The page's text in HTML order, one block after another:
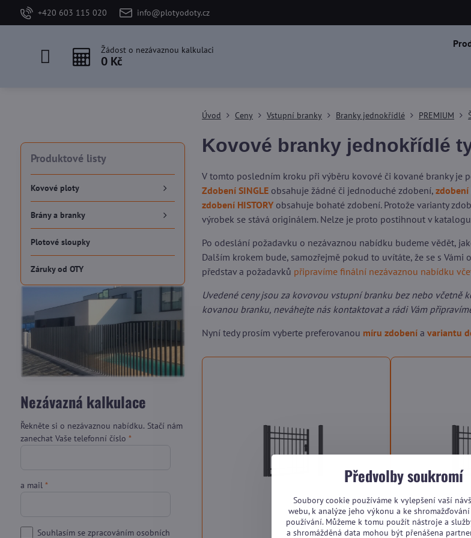
+420 603 115 020 info@plotyodoty.cz
Žádost o nezávaznou kalkulaci
0 Kč
Úvod Ceny Vstupní branky Branky jednokřídlé PREMIUM
Kovové branky jednokřídlé
V tomto posledním kroku při výběru kovové či kované branky je
Zdobení SINGLE obsahuje žádné či jednoduché zdobení,zdobení
zdobení HISTORYobsahuje bohaté zdobení. Protože varianty
výrobek se stává originálem. Nelze je proto postihnout v
Po odeslání požadavku o nezávaznou nabídku budeme vědět,
Dalším krokem bude, samozřejmě pokud to uvítáte, že se s Vámi
představ a požadavků připravíme finální nezávaznou nabídku
Uvedené ceny jsou za kovovou vstupní branku bez nebo včetně
kovanou branku, neváhejte nás kontaktovat a rádi Vám
Nyní tedy prosím vyberte preferovanou míru zdobení avariantu
Produktové listy
Kovové ploty
Brány a branky
Plotové sloupky
Záruky od OTY
Nezávazná kalkulace
Řekněte si o nezávaznou nabídku. Stačí nám
zanechat Vaše telefonní číslo *
a mail *
Souhlasím se zpracováním osobních
Předvolby soukromí
Soubory cookie používáme k vylepšení vaší
webu, k analýze jeho výkonu a ke
používání. Můžeme k tomu použít nástroje a
a shromážděná data mohou být přenášena